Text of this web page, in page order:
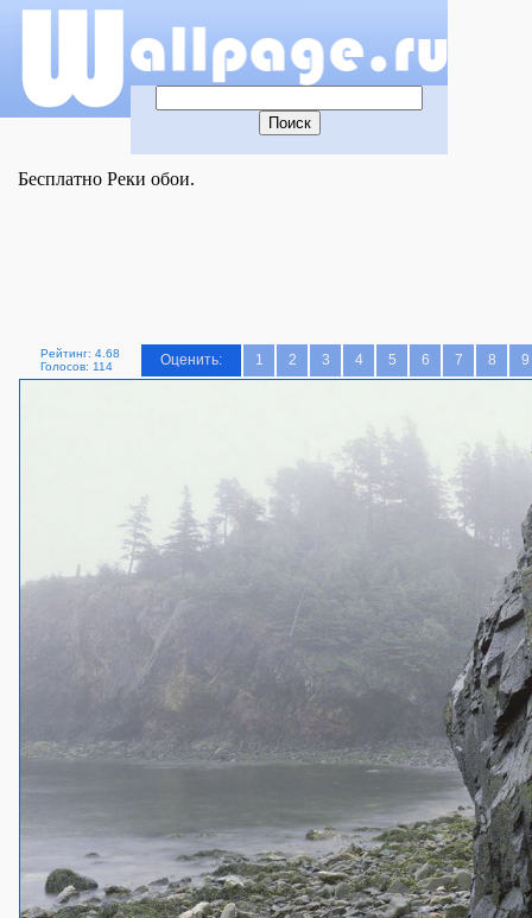
Бесплатно Реки обои.
Рейтинг: 4.68
Голосов: 114
Оценить: 1 2 3 4 5 6 7 8 9